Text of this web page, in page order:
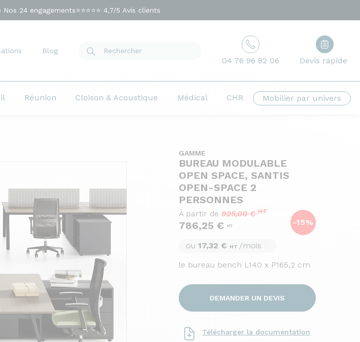
24 engagements⭐⭐⭐⭐⭐ 4,7/5 Avis clients
Blog
04 76 96 82 06 Devis rapide
Réunion Cloison & Acoustique Médical CHR Mobilier par univers
GAMME
BUREAU MODULABLE
OPEN SPACE, SANTIS
OPEN-SPACE 2
PERSONNES
-15%
À partir de 925,00 €HT
786,25 € HT
ou 17,32 € HT /mois
le bureau bench L140 x P165,2 cm
DEMANDER UN DEVIS
Télécharger la documentation